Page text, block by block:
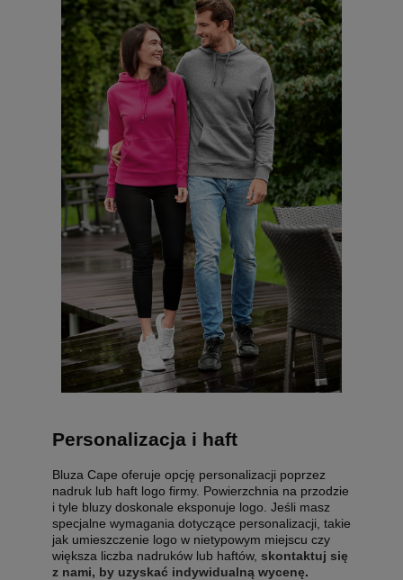
Personalizacja i haft
Bluza Cape oferuje opcję personalizacji poprzez
nadruk lub haft logo firmy. Powierzchnia na przodzie
i tyle bluzy doskonale eksponuje logo. Jeśli masz
specjalne wymagania dotyczące personalizacji, takie
jak umieszczenie logo w nietypowym miejscu czy
większa liczba nadruków lub haftów, skontaktuj się
z nami, by uzyskać indywidualną wycenę.